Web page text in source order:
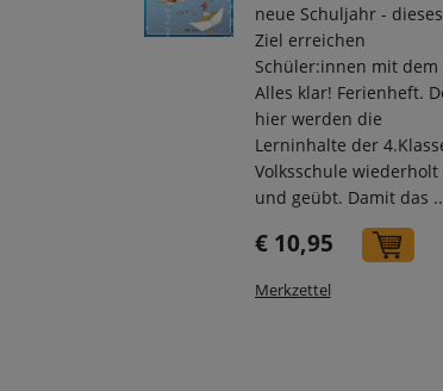
neue Schuljahr - dieses
Ziel erreichen
Schüler:innen mit dem
Alles klar! Ferienheft.
hier werden die
Lerninhalte der
Volksschule wiederholt
und geübt. Damit das
€ 10,95
Merkzettel